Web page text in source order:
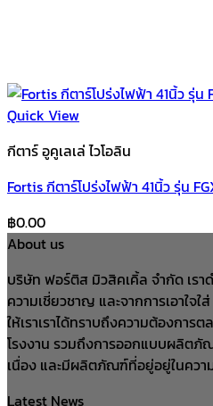
Quick View
กีตาร์ อูคูเลเล่ ไวโอลิน
Fortis กีตาร์โปร่งไฟฟ้า 41นิ้ว รุ่น
฿0.00
About us
บริษัท ฟอร์ติส มิวสิคเคิ้ล จำกัด เรา
ความเชี่ยวชาญ และจากการเอาใจ
ให้เราเราได้ทราบถึงความต้องกา
โรงงาน รวมถึงการออกแบบผลิตภั
เนื่อง และมีผลิตภัณฑ์ที่อยู่อยู่ในควา
Latest News